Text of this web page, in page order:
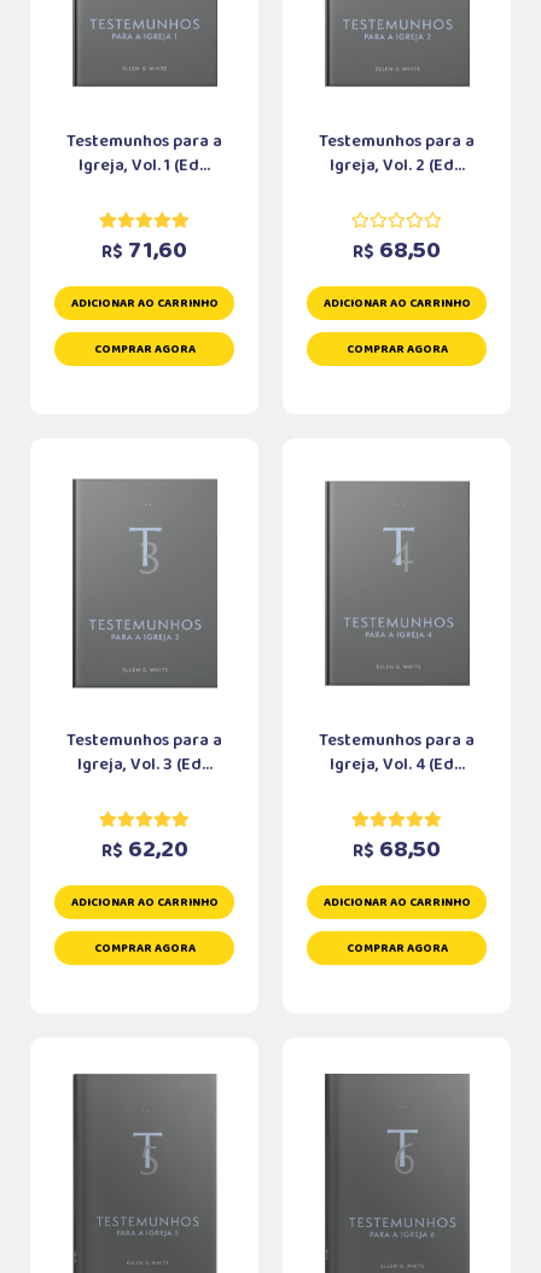
Testemunhos para a
Igreja, Vol. 1 (Ed...
R$ 71,60
ADICIONAR AO CARRINHO
COMPRAR AGORA
Testemunhos para a
Igreja, Vol. 2 (Ed...
R$ 68,50
ADICIONAR AO CARRINHO
COMPRAR AGORA
Testemunhos para a
Igreja, Vol. 3 (Ed...
R$ 62,20
ADICIONAR AO CARRINHO
COMPRAR AGORA
Testemunhos para a
Igreja, Vol. 4 (Ed...
R$ 68,50
ADICIONAR AO CARRINHO
COMPRAR AGORA